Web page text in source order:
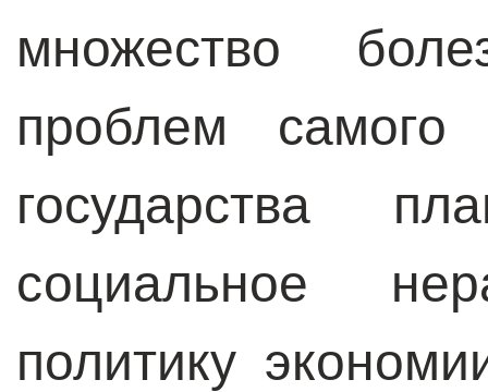
множество
проблем самого
государства
социальное
политику